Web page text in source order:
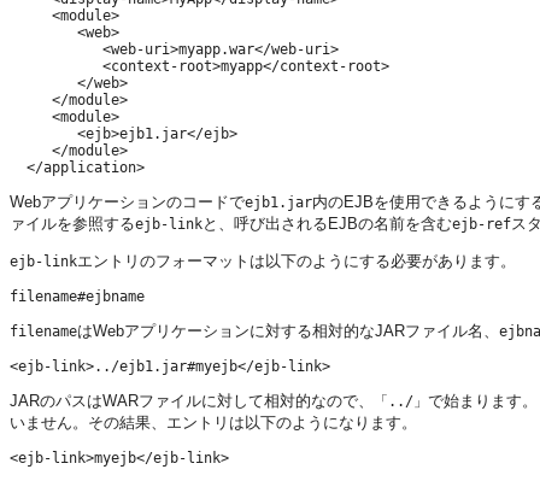
     <module>
        <web>
           <web-uri>myapp.war</web-uri>
           <context-root>myapp</context-root>
        </web>
     </module>
     <module>
        <ejb>ejb1.jar</ejb>
     </module>
Webアプリケーションのコードでejb1.jar内のEJBを使用できるようにす
ァイルを参照するejb-linkと、呼び出されるEJBの名前を含むejb-refス
ejb-linkエントリのフォーマットは以下のようにする必要があります。
filenameはWebアプリケーションに対する相対的なJARファイル名、
JARのパスはWARファイルに対して相対的なので、 「../」 で始まります
いません。その結果、エントリは以下のようになります。